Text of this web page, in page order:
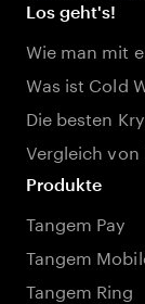
Los geht's!
Wie man mit
Was ist Cold
Die besten
Vergleich von
Produkte
Tangem Pay
Tangem
Tangem Ring